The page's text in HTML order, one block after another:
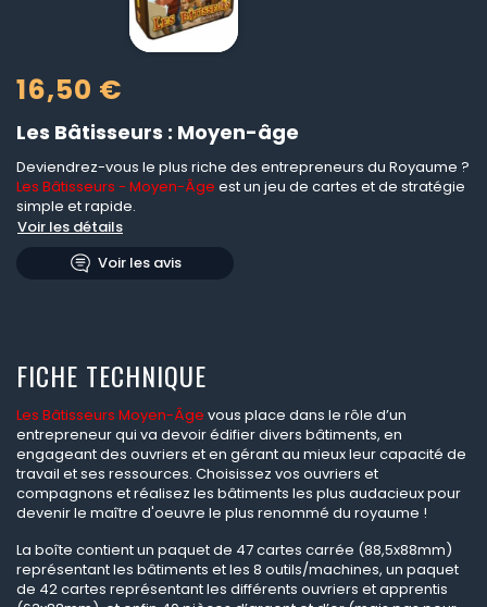
16,50 €
Les Bâtisseurs : Moyen-âge
Deviendrez-vous le plus riche des entrepreneurs du Royaume ?
Les Bâtisseurs - Moyen-Âge est un jeu de cartes et de stratégie
simple et rapide.
Voir les détails
Voir les avis
FICHE TECHNIQUE
Les Bâtisseurs Moyen-Âge vous place dans le rôle d’un
entrepreneur qui va devoir édifier divers bâtiments, en
engageant des ouvriers et en gérant au mieux leur capacité de
travail et ses ressources. Choisissez vos ouvriers et
compagnons et réalisez les bâtiments les plus audacieux pour
devenir le maître d'oeuvre le plus renommé du royaume !
La boîte contient un paquet de 47 cartes carrée (88,5x88mm)
représentant les bâtiments et les 8 outils/machines, un paquet
de 42 cartes représentant les différents ouvriers et apprentis